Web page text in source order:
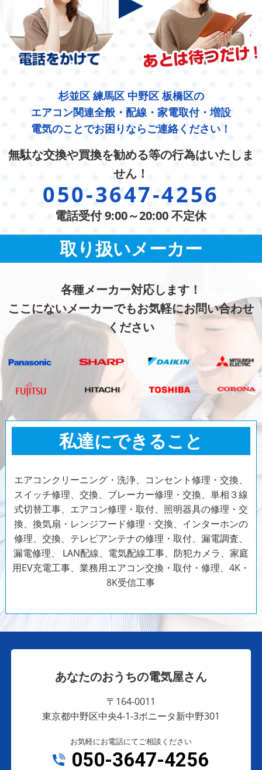
杉並区 練馬区 中野区 板橋区の
エアコン関連全般・配線・家電取付・増設
電気のことでお困りならご連絡ください！
無駄な交換や買換を勧める等の行為はいたしま
せん！
050-3647-4256
電話受付 9:00～20:00 不定休
取り扱いメーカー
各種メーカー対応します！
ここにないメーカーでもお気軽にお問い合わせ
ください
私達にできること
エアコンクリーニング・洗浄、コンセント修理・交換、
スイッチ修理、交換、ブレーカー修理・交換、単相３線
式切替工事、エアコン修理・取付、照明器具の修理・交
換、換気扇・レンジフード修理・交換、インターホンの
修理、交換、テレビアンテナの修理・取付、漏電調査、
漏電修理、 LAN配線、電気配線工事、防犯カメラ、家庭
用EV充電工事、業務用エアコン交換・取付・修理、4K・
8K受信工事
あなたのおうちの電気屋さん
〒164-0011
東京都中野区中央4-1-3ボニータ新中野301
お気軽にお電話にてご相談ください
050-3647-4256